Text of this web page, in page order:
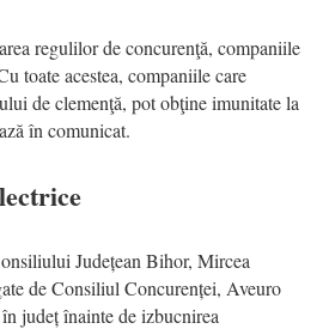
regulilor de concurenţă, companiile
toate acestea, companiile care
de clemenţă, pot obţine imunitate la
în comunicat.
Județean Bihor, Mircea
de Consiliul Concurenței, Aveuro
județ înainte de izbucnirea